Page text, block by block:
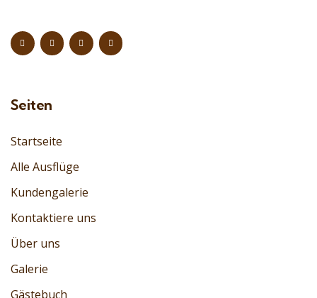
Seiten
Startseite
Alle Ausflüge
Kundengalerie
Kontaktiere uns
Über uns
Galerie
Gästebuch